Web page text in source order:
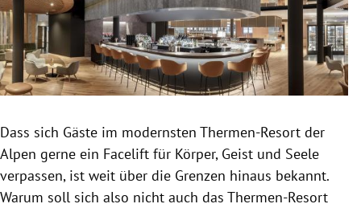
Untermenü
Untermenü
Untermenü
Untermenü
Dass sich Gäste im modernsten Thermen-Resort der
Alpen gerne ein Facelift für Körper, Geist und Seele
verpassen, ist weit über die Grenzen hinaus bekannt.
Warum soll sich also nicht auch das Thermen-Resort